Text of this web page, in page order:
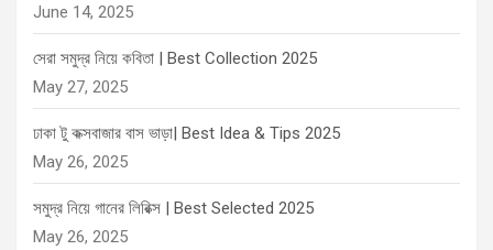
June 14, 2025
সেরা সমুদ্র নিয়ে কবিতা | Best Collection 2025
May 27, 2025
ঢাকা টু কক্সবাজার বাস ভাড়া| Best Idea & Tips 2025
May 26, 2025
সমুদ্র নিয়ে গানের লিরিক্স | Best Selected 2025
May 26, 2025